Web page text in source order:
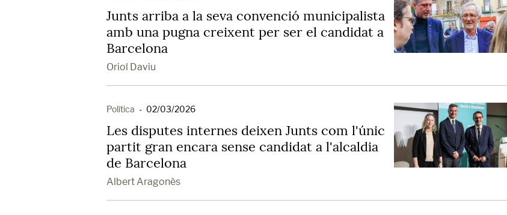
Junts arriba a la seva convenció municipalista
amb una pugna creixent per ser el candidat a
Barcelona
Oriol Daviu
Política - 02/03/2026
Les disputes internes deixen Junts com l'únic
partit gran encara sense candidat a l'alcaldia
de Barcelona
Albert Aragonès